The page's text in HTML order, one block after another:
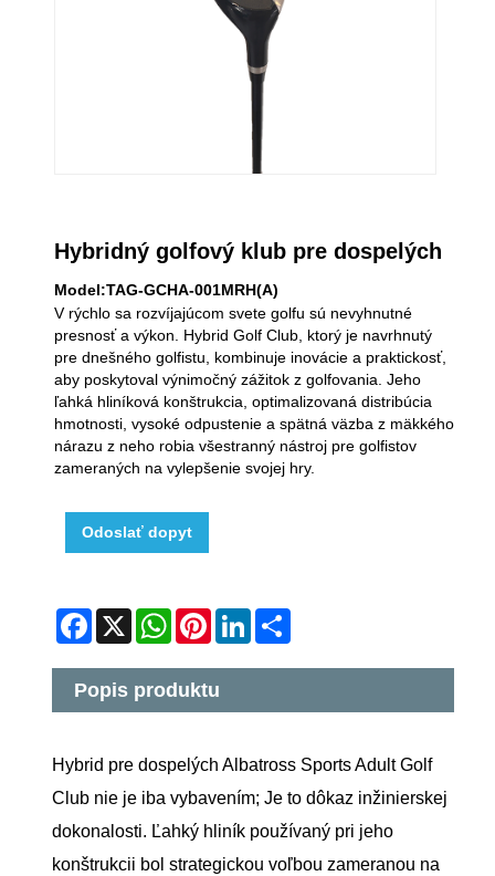
Hybridný golfový klub pre dospelých
Model:TAG-GCHA-001MRH(A)
V rýchlo sa rozvíjajúcom svete golfu sú nevyhnutné
presnosť a výkon. Hybrid Golf Club, ktorý je navrhnutý
pre dnešného golfistu, kombinuje inovácie a praktickosť,
aby poskytoval výnimočný zážitok z golfovania. Jeho
ľahká hliníková konštrukcia, optimalizovaná distribúcia
hmotnosti, vysoké odpustenie a spätná väzba z mäkkého
nárazu z neho robia všestranný nástroj pre golfistov
zameraných na vylepšenie svojej hry.
Odoslať dopyt
Facebook
X WhatsApp
Pinterest
LinkedIn
Popis produktu
Hybrid pre dospelých Albatross Sports Adult Golf
Club nie je iba vybavením; Je to dôkaz inžinierskej
dokonalosti. Ľahký hliník používaný pri jeho
konštrukcii bol strategickou voľbou zameranou na